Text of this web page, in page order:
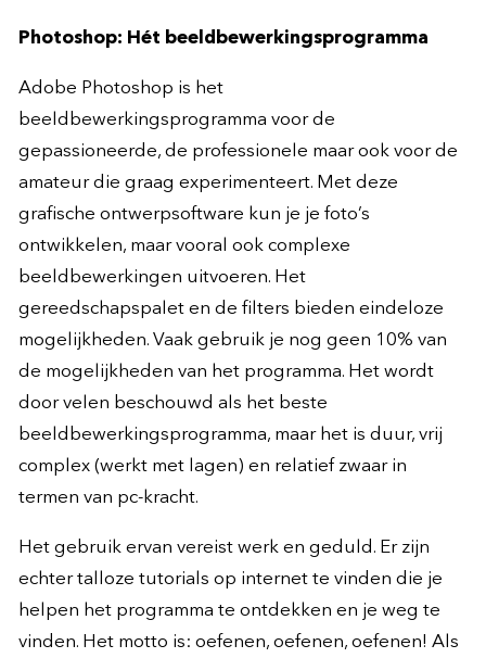
Photoshop: Hét beeldbewerkingsprogramma
Adobe Photoshop is het
beeldbewerkingsprogramma voor de
gepassioneerde, de professionele maar ook voor de
amateur die graag experimenteert. Met deze
grafische ontwerpsoftware kun je je foto’s
ontwikkelen, maar vooral ook complexe
beeldbewerkingen uitvoeren. Het
gereedschapspalet en de filters bieden eindeloze
mogelijkheden. Vaak gebruik je nog geen 10% van
de mogelijkheden van het programma. Het wordt
door velen beschouwd als het beste
beeldbewerkingsprogramma, maar het is duur, vrij
complex (werkt met lagen) en relatief zwaar in
termen van pc-kracht.
Het gebruik ervan vereist werk en geduld. Er zijn
echter talloze tutorials op internet te vinden die je
helpen het programma te ontdekken en je weg te
vinden. Het motto is: oefenen, oefenen, oefenen! Als